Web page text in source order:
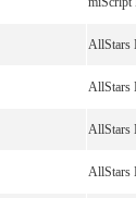
AllStars
AllStars
AllStars
AllStars